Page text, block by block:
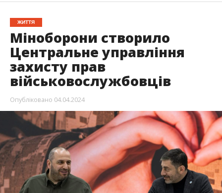
ЖИТТЯ
Міноборони створило
Центральне управління
захисту прав
військовослужбовців
Опубліковано 04.04.2024